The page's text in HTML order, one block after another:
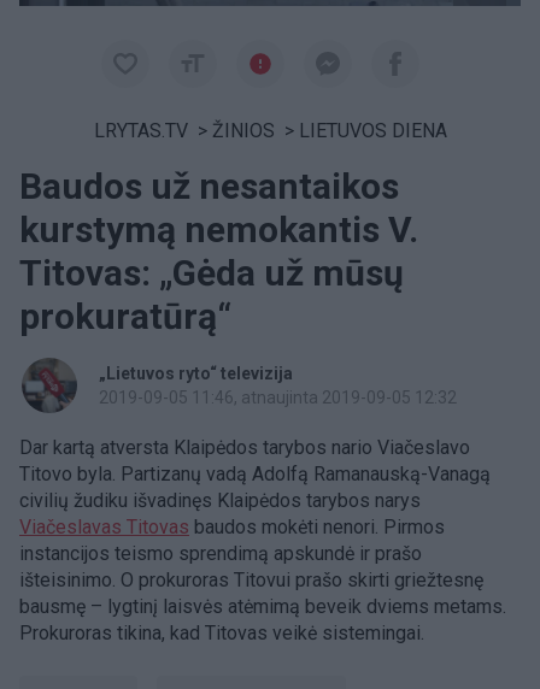
LRYTAS.TV > ŽINIOS > LIETUVOS DIENA
Baudos už nesantaikos
kurstymą nemokantis V.
Titovas: „Gėda už mūsų
prokuratūrą“
„Lietuvos ryto“ televizija
2019-09-05 11:46, atnaujinta 2019-09-05 12:32
Dar kartą atversta Klaipėdos tarybos nario Viačeslavo
Titovo byla. Partizanų vadą Adolfą Ramanauską-Vanagą
civilių žudiku išvadinęs Klaipėdos tarybos narys
Viačeslavas Titovas baudos mokėti nenori. Pirmos
instancijos teismo sprendimą apskundė ir prašo
išteisinimo. O prokuroras Titovui prašo skirti griežtesnę
bausmę – lygtinį laisvės atėmimą beveik dviems metams.
Prokuroras tikina, kad Titovas veikė sistemingai.